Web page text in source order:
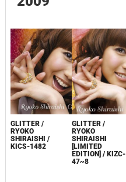
GLITTER /
RYOKO
SHIRAISHI /
KICS-1482
GLITTER /
RYOKO
SHIRAISHI
[LIMITED
EDITION] / KIZC-
47~8